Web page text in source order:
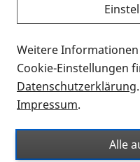
suchen und dieses
können? Schauen Sie
Thema Infomaterial
für blinde und
Auf dieser Seite finden
Ort. Nutzen Sie den
nach Flyern und
Weitere
Cookie-Einstellungen
Datenschutzerklärung
Impressum.
Alle